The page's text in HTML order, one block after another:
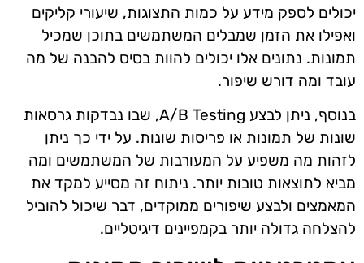
יכולים לספק מידע על כמות התצוגות, שיעורי קליקים
ואפילו את הזמן שמבלים המשתמשים בתוכן שמכיל
תמונות. נתונים אלו יכולים להוות בסיס להבנה של מה
עובד ומה דורש שיפור.
בנוסף, ניתן לבצע A/B Testing, שבו נבדקות גרסאות
שונות של תמונות או פריסות שונות. על ידי כך ניתן
לזהות מה משפיע על המעורבות של המשתמשים ומה
מביא לתוצאות טובות יותר. ניתוח זה מסייע למקד את
המאמצים ולבצע שיפורים ממוקדים, דבר שיכול להוביל
להצלחה גדולה יותר בקמפיינים דיגיטליים.